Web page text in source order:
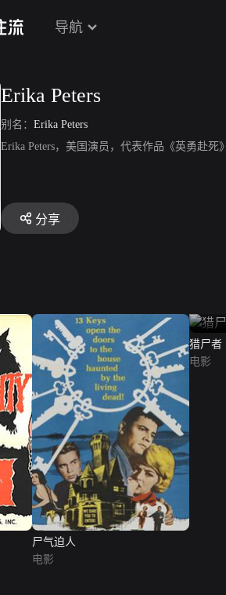
导航
Erika Peters
别名： Erika Peters
Erika Peters，美国演员，代表作品《英勇赴
分享
尸气迫人
电影
猎尸者
电影